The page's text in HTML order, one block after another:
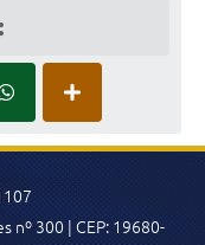
nº 300 | CEP: 19680-